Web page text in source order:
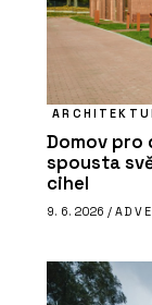
Domov
spousta
cihel
9. 6. 2026 /